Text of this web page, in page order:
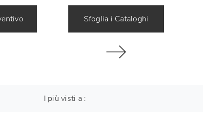
Sfoglia i Cataloghi
I più visti a :